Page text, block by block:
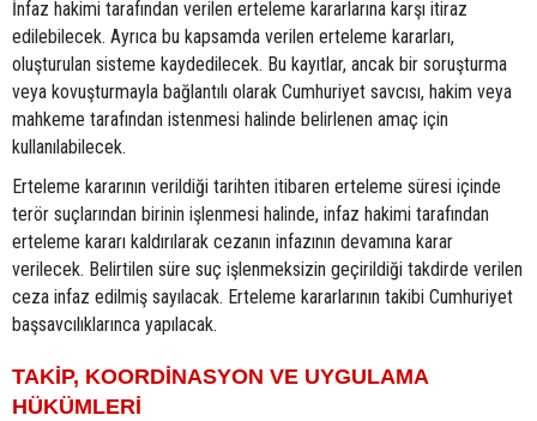
İnfaz hakimi tarafından verilen erteleme kararlarına karşı itiraz
edilebilecek. Ayrıca bu kapsamda verilen erteleme kararları,
oluşturulan sisteme kaydedilecek. Bu kayıtlar, ancak bir soruşturma
veya kovuşturmayla bağlantılı olarak Cumhuriyet savcısı, hakim veya
mahkeme tarafından istenmesi halinde belirlenen amaç için
kullanılabilecek.
Erteleme kararının verildiği tarihten itibaren erteleme süresi içinde
terör suçlarından birinin işlenmesi halinde, infaz hakimi tarafından
erteleme kararı kaldırılarak cezanın infazının devamına karar
verilecek. Belirtilen süre suç işlenmeksizin geçirildiği takdirde verilen
ceza infaz edilmiş sayılacak. Erteleme kararlarının takibi Cumhuriyet
başsavcılıklarınca yapılacak.
TAKİP, KOORDİNASYON VE UYGULAMA
HÜKÜMLERİ